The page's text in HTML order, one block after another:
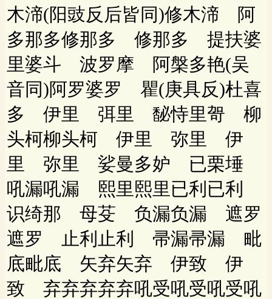
木渧(阳豉反后皆同)修木渧 阿
多那多修那多 修那多 提扶婆
里婆斗 波罗摩 阿槃多艳(吴
音同)阿罗婆罗 瞿(庚具反)杜喜
多 伊里 弭里 馝恃里哿 柳
头柯柳头柯 伊里 弥里 伊
里 弥里 娑曼多妒 已栗埵
吼漏吼漏 熙里熙里已利已利
识绮那 母芟 负漏负漏 遮罗
遮罗 止利止利 帚漏帚漏 毗
底毗底 矢弃矢弃 伊致 伊
致 弃弃弃弃弃吼受吼受吼受吼